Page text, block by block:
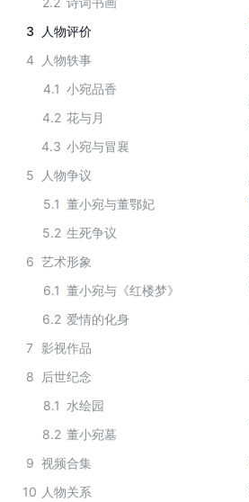
3
人物评价
4
人物轶事
4.1 小宛品香
4.2 花与月
4.3 小宛与冒襄
5
人物争议
5.1 董小宛与董鄂妃
5.2 生死争议
6 艺术形象
6.1 董小宛与《红楼梦》
6.2 爱情的化身
7 影视作品
8
后世纪念
8.1 水绘园
8.2 董小宛墓
9 视频合集
10 人物关系